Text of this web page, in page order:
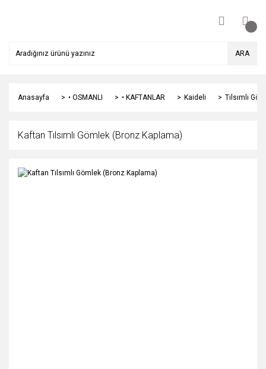
ARA
Anasayfa • OSMANLI • KAFTANLAR Kaideli Tılsımlı
Kaftan Tılsımlı Gömlek (Bronz Kaplama)